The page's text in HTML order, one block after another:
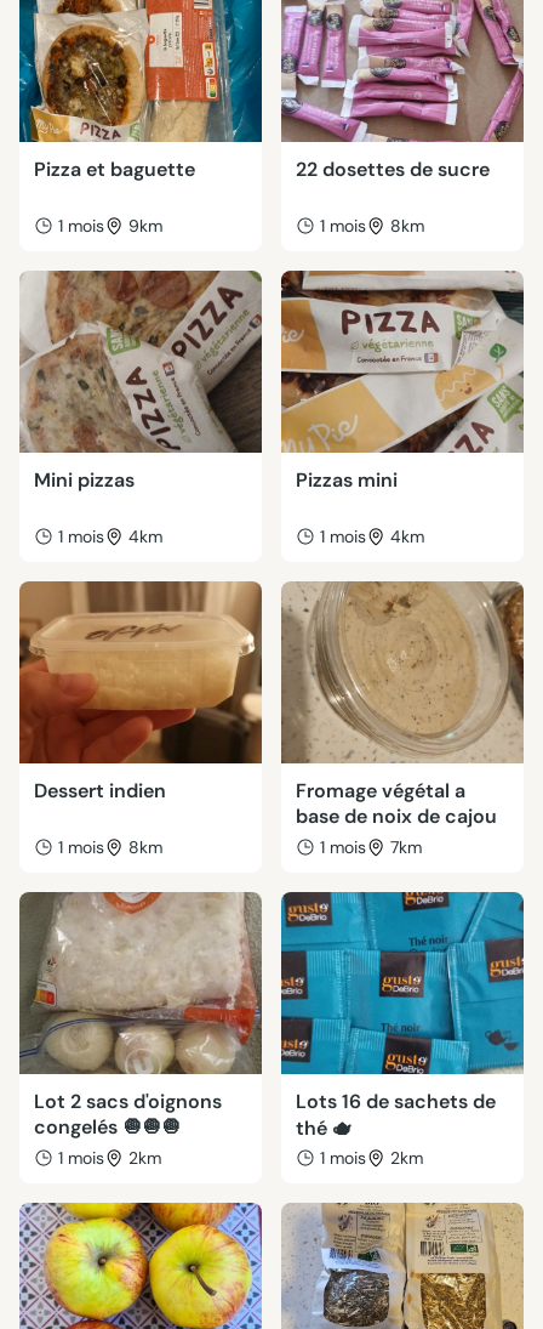
Pizza et baguette
1 mois 9km
22 dosettes de sucre
1 mois 8km
Mini pizzas
1 mois 4km
Pizzas mini
1 mois 4km
Dessert indien
1 mois 8km
Fromage végétal a
base de noix de cajou
1 mois 7km
Lot 2 sacs d'oignons
congelés 🧅🧅🧅
1 mois 2km
Lots 16 de sachets de
thé 🫖
1 mois 2km